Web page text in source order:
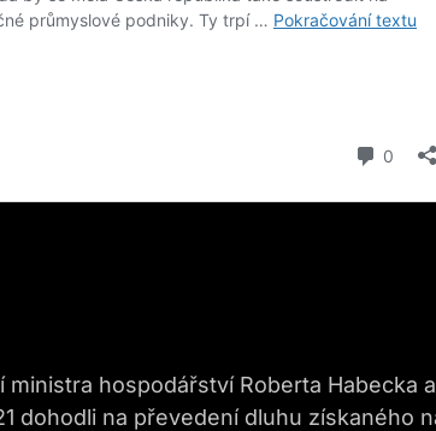
hospodářství Roberta Habecka a
dohodli na převedení dluhu získaného